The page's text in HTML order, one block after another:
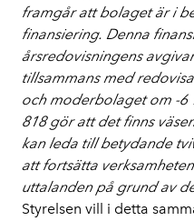
framgår att bolaget är i
finansiering. Denna
årsredovisningens
tillsammans med
och moderbolaget om -6
818 gör att det finns
kan leda till betydande
att fortsätta
uttalanden på grund av
Styrelsen vill i detta